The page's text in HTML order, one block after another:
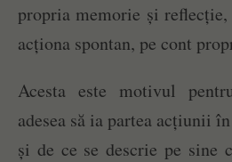
propria memorie și
acționa spontan, pe cont
Acesta este motivul
adesea să ia partea acțiunii
și de ce se descrie pe sine